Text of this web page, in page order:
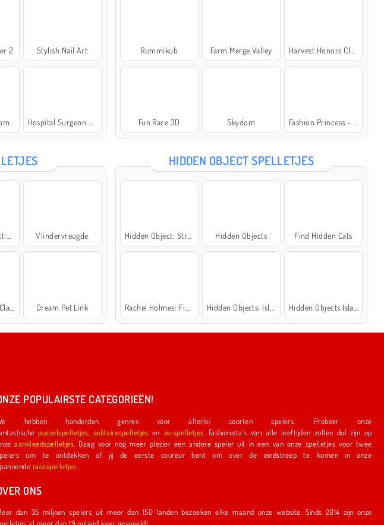
2 Stylish Nail Art Rummikub Farm Merge Valley
Fun Race 3D Skydom
Vlindervreugde
Dream Pet Link
HIDDEN OBJECT SPELLETJES
Hidden Objects Find Hidden Cats
POPULAIRSTE CATEGORIEËN!
hebben honderden genres voor allerlei soorten spelers. Probeer onze
puzzelspelletjes solitairespelletjes en .io-spelletjes
aankleedspelletjes . Daag voor nog meer plezier een andere speler uit in een van onze spelletjes voor twee
om te ontdekken of jij de eerste coureur bent om over de eindstreep te komen in onze
racespelletjes
ONS
dan 35 miljoen spelers uit meer dan 150 landen bezoeken elke maand onze website. Sinds 2014 zijn onze